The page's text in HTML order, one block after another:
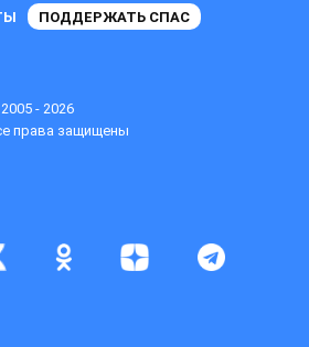
ПОДДЕРЖАТЬ СПАС
- 2026
права защищены